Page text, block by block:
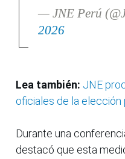
— JNE Perú
2026
Lea también: JNE
oficiales de la elección
Durante una
destacó que esta